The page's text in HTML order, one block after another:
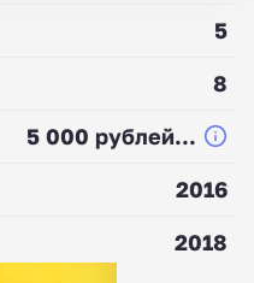
5
8
5 000 рублей...
2016
2018